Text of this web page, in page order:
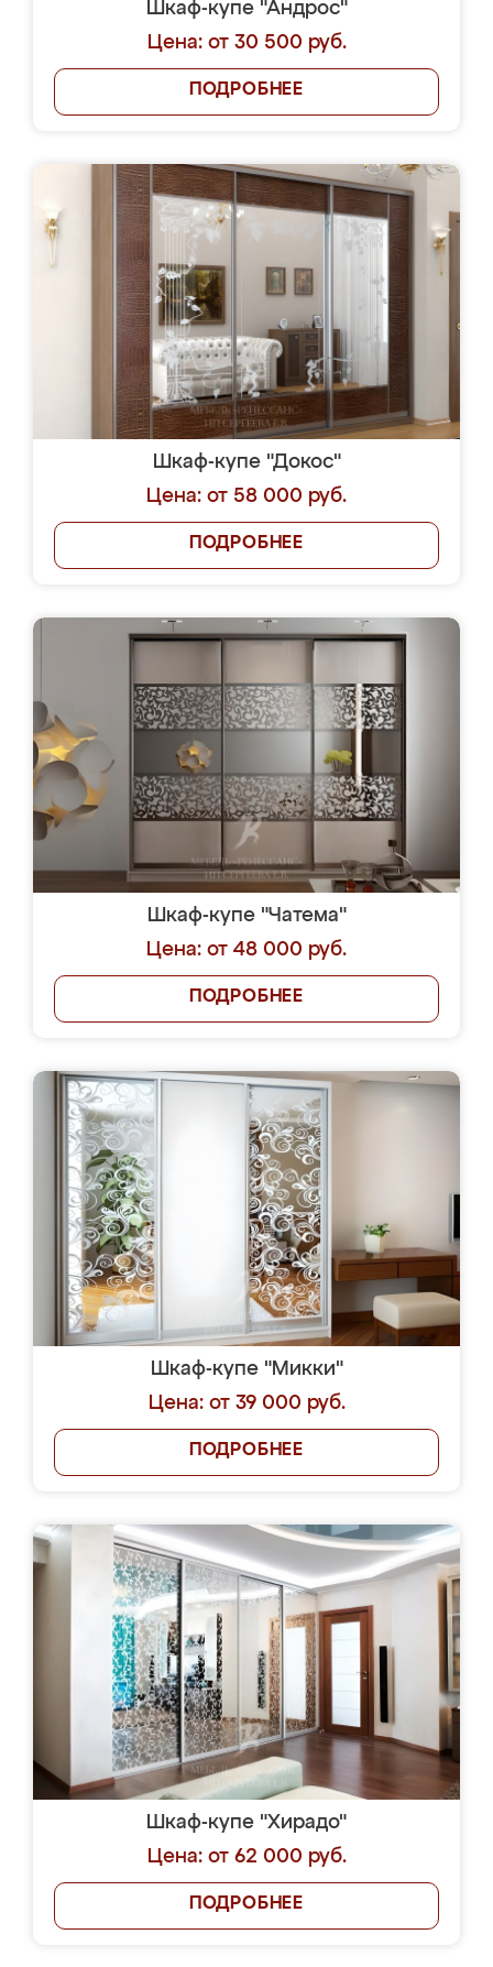
Шкаф-купе "Андрос"
Цена: от 30 500 руб.
ПОДРОБНЕЕ
Шкаф-купе "Докос"
Цена: от 58 000 руб.
ПОДРОБНЕЕ
Шкаф-купе "Чатема"
Цена: от 48 000 руб.
ПОДРОБНЕЕ
Шкаф-купе "Микки"
Цена: от 39 000 руб.
ПОДРОБНЕЕ
Шкаф-купе "Хирадо"
Цена: от 62 000 руб.
ПОДРОБНЕЕ